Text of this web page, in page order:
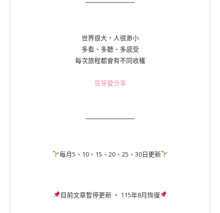
世界很大，人很渺小
多看、多聽、多感受
每次旅程都會有不同收穫
豆芽愛分享
每月5、10、15、20、25、30日更新
目前文章暫停更新 ‧ 115年8月恢復